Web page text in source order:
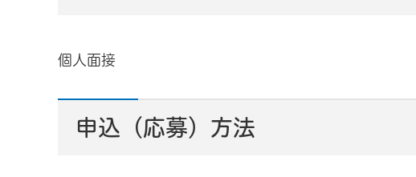
個人面接
申込（応募）方法